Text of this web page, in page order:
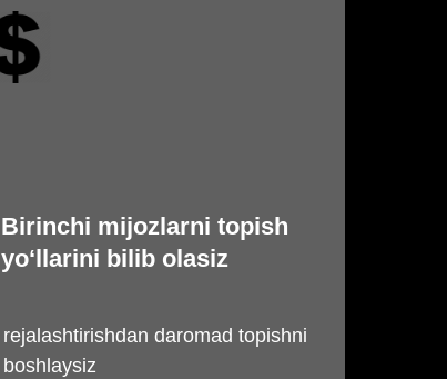
Birinchi mijozlarni topish
yo‘llarini bilib olasiz
rejalashtirishdan daromad topishni
boshlaysiz